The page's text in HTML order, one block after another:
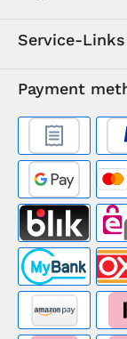
Service-Links
Payment